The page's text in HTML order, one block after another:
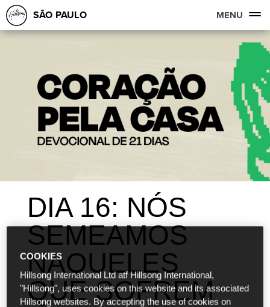
SÃO PAULO MENU
DIA 16: NÓS
SEMEAMOS
NAQUELES
QUE SOFREM
COOKIES
Hillsong International Ltd atf Hillsong International,
"Hillsong", uses cookies on this website and its associated
Hillsong websites. By accepting the use of cookies on